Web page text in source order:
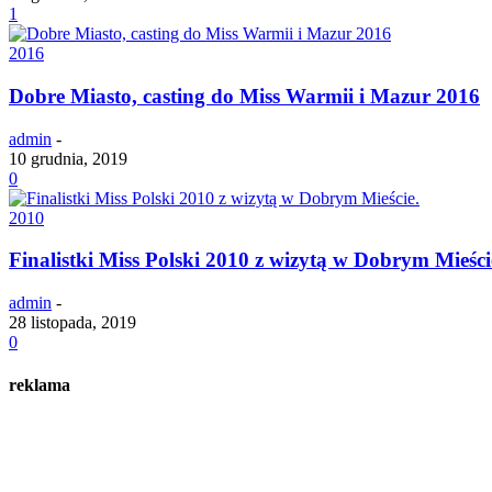
1
2016
Dobre Miasto, casting do Miss Warmii i Mazur 2016
admin -
10 grudnia, 2019
0
2010
Finalistki Miss Polski 2010 z wizytą w Dobrym
admin -
28 listopada, 2019
0
reklama